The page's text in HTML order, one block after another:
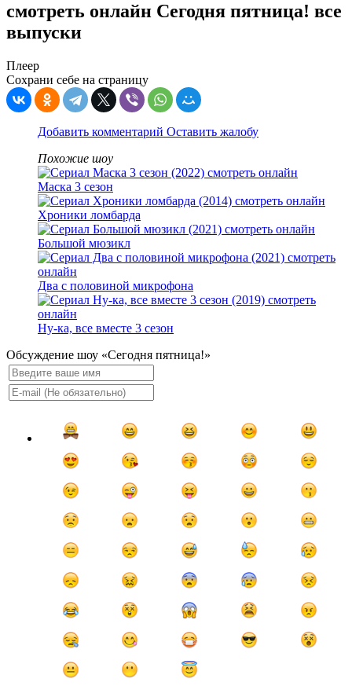
смотреть онлайн Сегодня пятница! все
выпуски
Плеер
Сохрани себе на страницу
Добавить комментарий Оставить жалобу
Похожие шоу
Маска 3 сезон
Хроники ломбарда
Большой мюзикл
Два с половиной микрофона
Ну-ка, все вместе 3 сезон
Обсуждение шоу «Сегодня пятница!»